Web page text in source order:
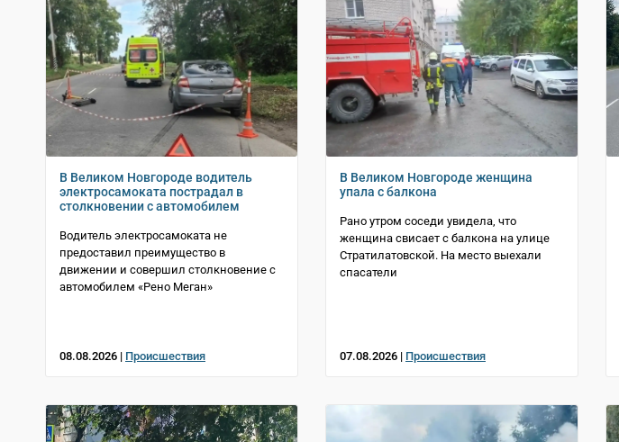
В Великом Новгороде водитель
электросамоката пострадал в
столкновении с автомобилем
Водитель электросамоката не
предоставил преимущество в
движении и совершил столкновение с
автомобилем «Рено Меган»
08.08.2026 | Происшествия
В Великом Новгороде женщина
упала с балкона
Рано утром соседи увидела, что
женщина свисает с балкона на улице
Стратилатовской. На место выехали
спасатели
07.08.2026 | Происшествия